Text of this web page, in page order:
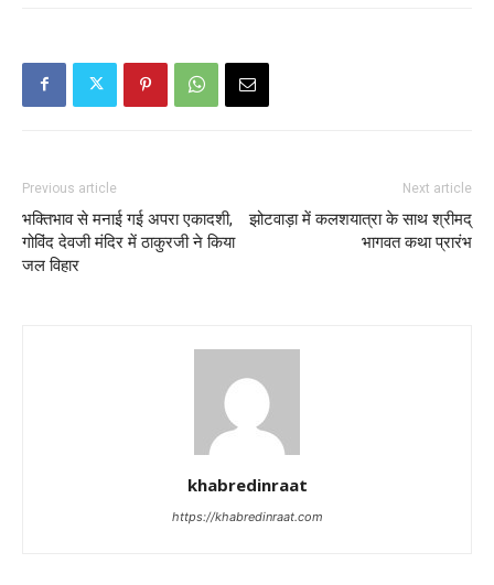
Previous article
भक्तिभाव से मनाई गई अपरा एकादशी,
गोविंद देवजी मंदिर में ठाकुरजी ने किया
जल विहार
Next article
झोटवाड़ा में कलशयात्रा के साथ श्रीमद्
भागवत कथा प्रारंभ
khabredinraat
https://khabredinraat.com